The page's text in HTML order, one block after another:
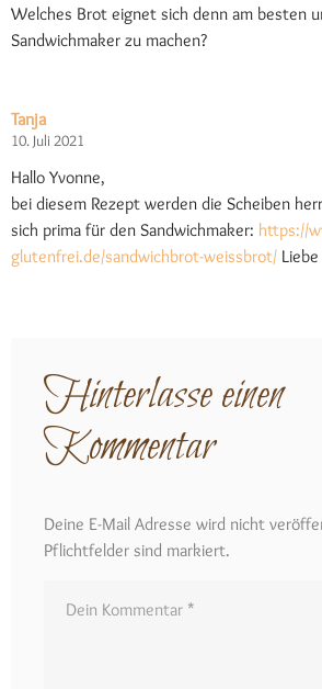
Welches Brot eignet sich denn am besten
Sandwichmaker zu machen?
Tanja
10. Juli 2021
Hallo Yvonne,
bei diesem Rezept werden die Scheiben
sich prima für den Sandwichmaker: https://
glutenfrei.de/sandwichbrot-weissbrot/
Hinterlasse einen
Kommentar
Deine E-Mail Adresse wird nicht
Pflichtfelder sind markiert.